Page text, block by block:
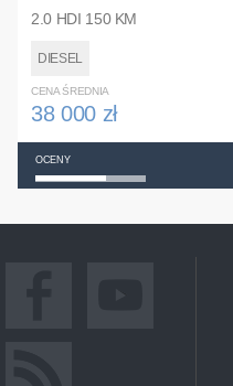
2.0 HDI 150 KM
DIESEL
CENA ŚREDNIA
38 000 zł
OCENY